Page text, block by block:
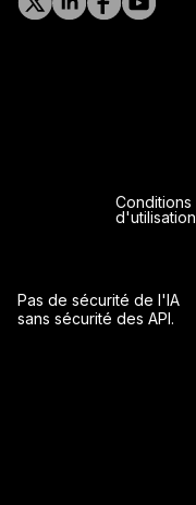
Pas de sécurité de l'IA
sans sécurité des API.
Conditions
d'utilisation